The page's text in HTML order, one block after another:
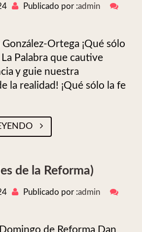
Publicado por :admin
Ortega ¡Qué sólo
La Palabra que cautive
y guie nuestra
la realidad! ¡Qué sólo la fe
de la Reforma)
Publicado por :admin
de Reforma Dan